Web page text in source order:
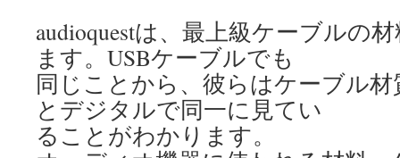
audioquestは、最上級ケーブルの
ます。USBケーブルでも
同じことから、彼らはケーブル
とデジタルで同一に見てい
ることがわかります。